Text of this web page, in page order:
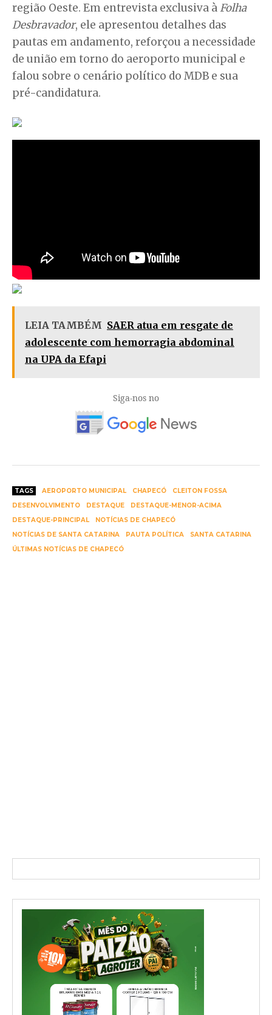
região Oeste. Em entrevista exclusiva à Folha
Desbravador, ele apresentou detalhes das
pautas em andamento, reforçou a necessidade
de união em torno do aeroporto municipal e
falou sobre o cenário político do MDB e sua
pré-candidatura.
LEIA TAMBÉM SAER atua em resgate de
adolescente com hemorragia abdominal
na UPA da Efapi
Siga-nos no
TAGS AEROPORTO MUNICIPAL CHAPECÓ
CLEITON FOSSA
DESENVOLVIMENTO
DESTAQUE
DESTAQUE-MENOR-ACIMA
DESTAQUE-PRINCIPAL
NOTÍCIAS DE CHAPECÓ
NOTÍCIAS DE SANTA CATARINA
PAUTA POLÍTICA
SANTA CATARINA
ÚLTIMAS NOTÍCIAS DE CHAPECÓ